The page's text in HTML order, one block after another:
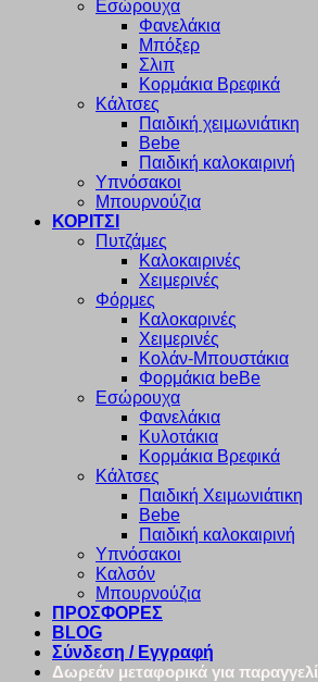
Εσώρουχα
Φανελάκια
Μπόξερ
Σλιπ
Κορμάκια Βρεφικά
Κάλτσες
Παιδική χειμωνιάτικη
Bebe
Παιδική καλοκαιρινή
Υπνόσακοι
Μπουρνούζια
ΚΟΡΙΤΣΙ
Πυτζάμες
Καλοκαιρινές
Χειμερινές
Φόρμες
Καλοκαρινές
Χειμερινές
Κολάν-Μπουστάκια
Φορμάκια beBe
Εσώρουχα
Φανελάκια
Κυλοτάκια
Κορμάκια Βρεφικά
Κάλτσες
Παιδική Χειμωνιάτικη
Bebe
Παιδική καλοκαιρινή
Υπνόσακοι
Καλσόν
Μπουρνούζια
ΠΡΟΣΦΟΡΕΣ
BLOG
Σύνδεση / Εγγραφή
Δωρεάν μεταφορικά για